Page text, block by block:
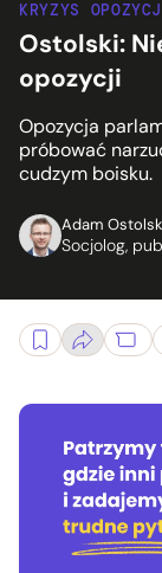
KRYZYS
Ostolski:
opozycji
Opozycja
próbować
cudzym boisku.
Adam
Socjolog,